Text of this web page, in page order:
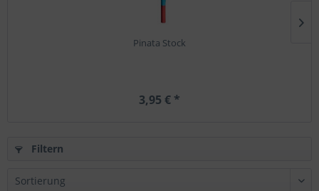
Pinata Stock
3,95 € *
Filtern